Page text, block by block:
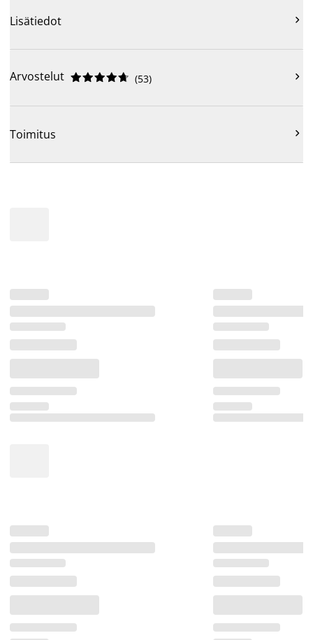
Lisätiedot 
Arvostelut 




 (53) 
Toimitus 